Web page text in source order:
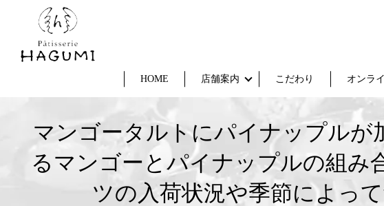
HOME 店舗案内 こだわり オンラ
マンゴータルトにパイナップルが
るマンゴーとパイナップルの組
ツの入荷状況や季節によっ